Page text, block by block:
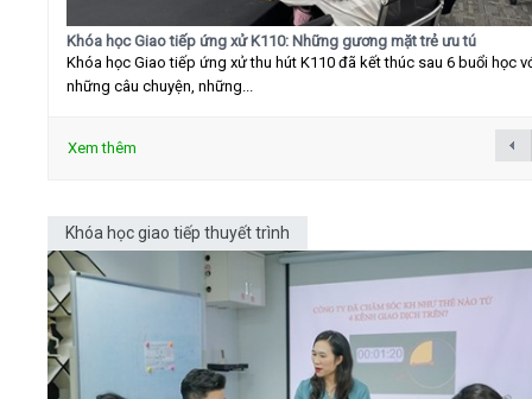
Khóa học Giao tiếp ứng xử K110: Những gương mặt trẻ ưu tú
Khóa học Giao tiếp ứng xử thu hút K110 đã kết thúc sau 6 buổi học
những câu chuyện, những...
Xem thêm
Khóa học giao tiếp thuyết trình